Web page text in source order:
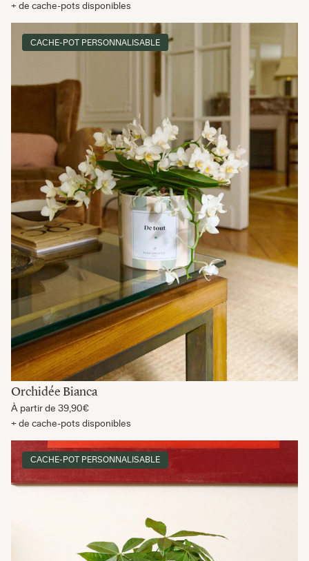
+ de cache-pots disponibles
CACHE-POT PERSONNALISABLE
Orchidée Bianca
À partir de 39,90€
+ de cache-pots disponibles
CACHE-POT PERSONNALISABLE